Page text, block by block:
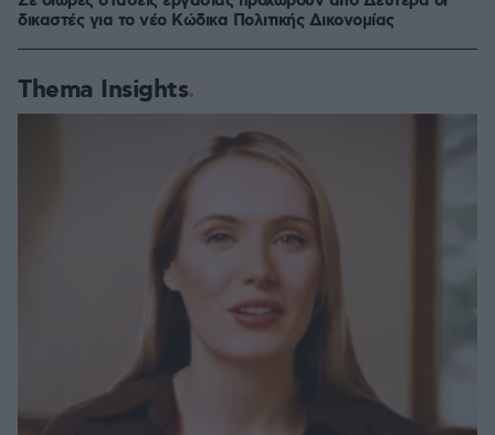
δικαστές για το νέο Κώδικα Πολιτικής Δικονομίας
Thema Insights